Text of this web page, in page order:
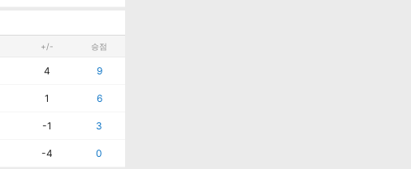
+/- 승점
4 9
1 6
-1 3
-4 0